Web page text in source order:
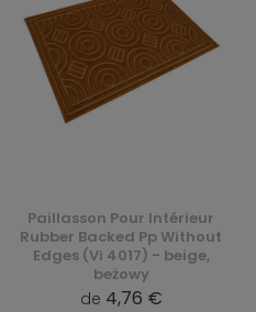
Paillasson Pour Intérieur
Rubber Backed Pp Without
Edges (Vi 4017) - beige,
beżowy
de 4,76 €